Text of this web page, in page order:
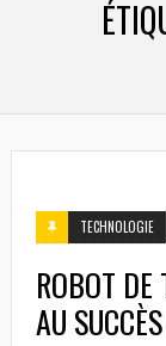
TECHNOLOGIE
ROBOT DE
AU